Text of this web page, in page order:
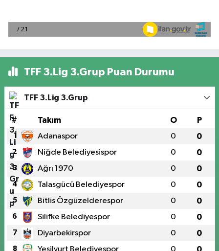
TFF 3.Lig 3.Grup Puan Durumu
TFF 3.Lig 3.Grup
# Takım O P
1 Adanaspor 0 0
2 Niğde Belediyesispor 0 0
3 Ağrı 1970 0 0
4 Talasgücü Belediyespor 0 0
5 Bitlis Özgüzelderespor 0 0
6 Silifke Belediyespor 0 0
7 Diyarbekirspor 0 0
8